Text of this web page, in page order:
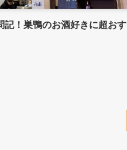
記！巣鴨のお酒好きに超おす